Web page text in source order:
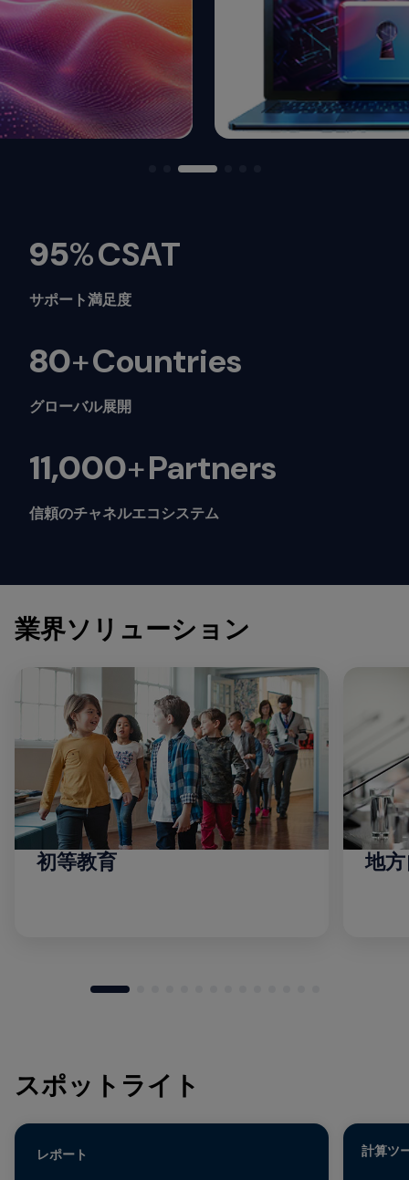
95%CSAT
サポート満足度
80+Countries
グローバル展開
11,000+Partners
信頼のチャネルエコシステム
業界ソリューション
初等教育 地
スポットライト
レポート 計算ツ